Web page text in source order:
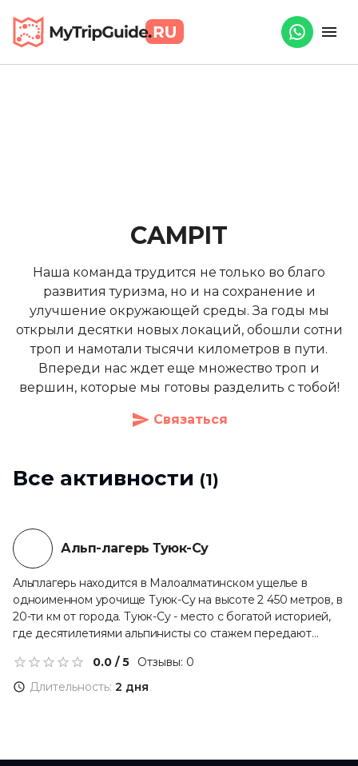
CAMPIT
Наша команда трудится не только во благо
развития туризма, но и на сохранение и
улучшение окружающей среды. За годы мы
открыли десятки новых локаций, обошли сотни
троп и намотали тысячи километров в пути.
Впереди нас ждет еще множество троп и
вершин, которые мы готовы разделить с тобой!
Связаться
Все активности (1)
Новинка
Альп-лагерь Туюк-Су
Альплагерь находится в Малоалматинском ущелье в
одноименном урочище Туюк-Су на высоте 2 450 метров, в
20-ти км от города. Туюк-Су - место с богатой историей,
где десятилетиями альпинисты со стажем передают
0.0 / 5 Отзывы: 0
Длительность: 2 дня